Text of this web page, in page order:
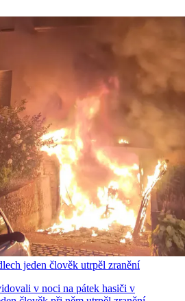
jeden člověk utrpěl zranění
v noci na pátek hasiči v